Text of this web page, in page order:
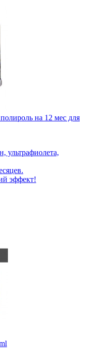
на 12 мес для
ультрафиолета,
эффект!